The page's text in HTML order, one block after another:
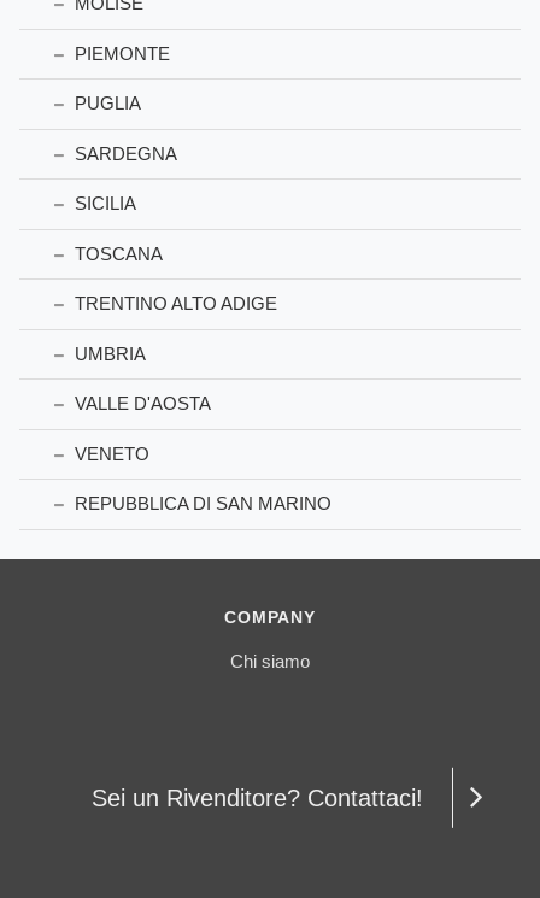
PIEMONTE
PUGLIA
SARDEGNA
SICILIA
TOSCANA
TRENTINO ALTO ADIGE
UMBRIA
VALLE D'AOSTA
VENETO
REPUBBLICA DI SAN MARINO
COMPANY
Chi siamo
Sei un Rivenditore? Contattaci!